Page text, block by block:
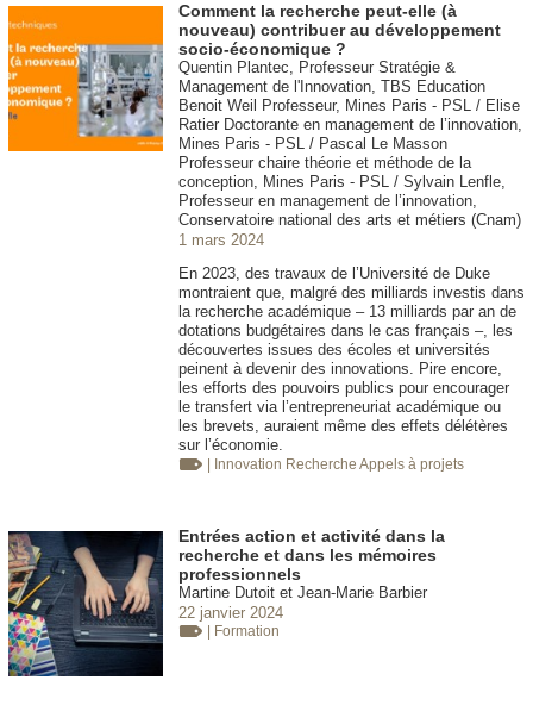
Comment la recherche peut-elle (à
nouveau) contribuer au développement
socio-économique ?
Quentin Plantec, Professeur Stratégie &
Management de l'Innovation, TBS Education
Benoit Weil Professeur, Mines Paris - PSL / Elise
Ratier Doctorante en management de l’innovation,
Mines Paris - PSL / Pascal Le Masson
Professeur chaire théorie et méthode de la
conception, Mines Paris - PSL / Sylvain Lenfle,
Professeur en management de l’innovation,
Conservatoire national des arts et métiers (Cnam)
1 mars 2024
En 2023, des travaux de l’Université de Duke
montraient que, malgré des milliards investis dans
la recherche académique – 13 milliards par an de
dotations budgétaires dans le cas français –, les
découvertes issues des écoles et universités
peinent à devenir des innovations. Pire encore,
les efforts des pouvoirs publics pour encourager
le transfert via l’entrepreneuriat académique ou
les brevets, auraient même des effets délétères
sur l’économie.
| Innovation Recherche Appels à projets
Entrées action et activité dans la
recherche et dans les mémoires
professionnels
Martine Dutoit et Jean-Marie Barbier
22 janvier 2024
| Formation